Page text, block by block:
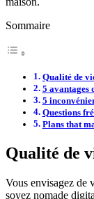
Sommaire
Qualité de
5 avantages
5
Questions
Plans that
Qualité de
Vous envisagez de
soyez nomade